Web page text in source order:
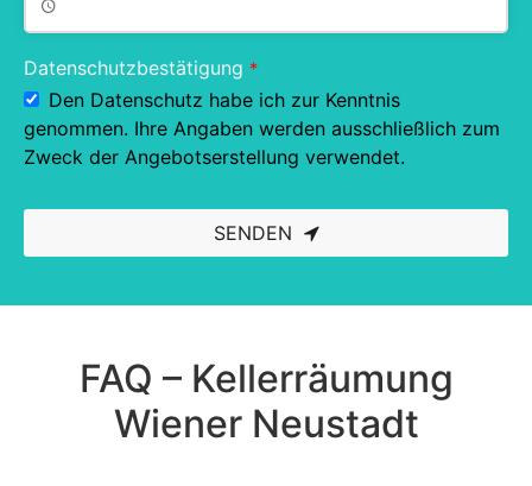
Datenschutzbestätigung *
Den Datenschutz habe ich zur Kenntnis
genommen. Ihre Angaben werden ausschließlich zum
Zweck der Angebotserstellung verwendet.
SENDEN
should
FAQ – Kellerräumung
Wiener Neustadt